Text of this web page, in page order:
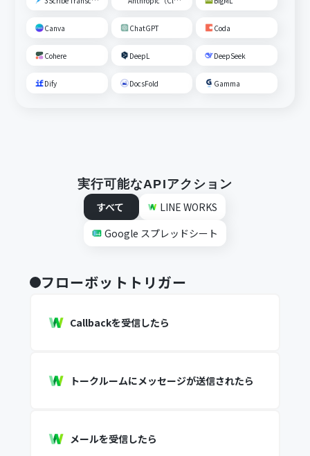
Canva ChatGPT Coda
Cohere DeepL DeepSeek
Dify DocsFold Gamma
実行可能なAPIアクション
すべて
LINE WORKS
Google スプレッドシート
フローボットトリガー
Callbackを受信したら
トークルームにメッセージが送信されたら
メールを受信したら